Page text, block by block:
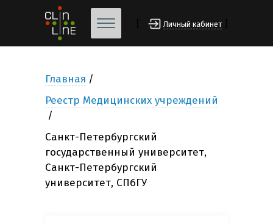
Личный кабинет
Главная
Реестр Медицинских учреждений
Санкт-Петербургский
государственный университет,
Санкт-Петербургский
университет, СПбГУ